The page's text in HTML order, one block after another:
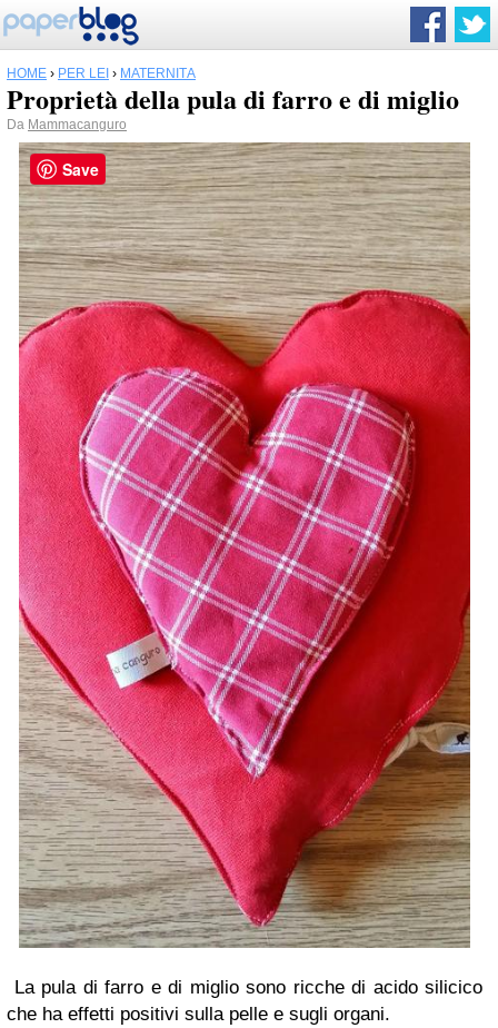
HOME › PER LEI › MATERNITÀ
Proprietà della pula di farro e di miglio
Da Mammacanguro
La pula di farro e di miglio sono ricche di acido silicico
che ha effetti positivi sulla pelle e sugli organi.
Save